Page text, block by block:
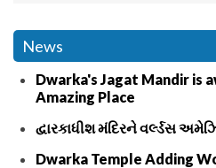
News
Dwarka's Jagat Mandir is
Amazing Place
દ્વારકાધીશ મંદિરને વર્લ્ડસ
Dwarka Temple Adding